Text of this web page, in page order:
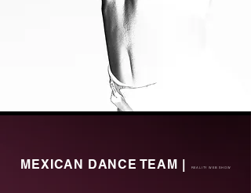
MEXICAN DANCE TEAM | REALITY WEB SHOW